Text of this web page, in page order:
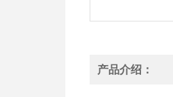
产品介绍：